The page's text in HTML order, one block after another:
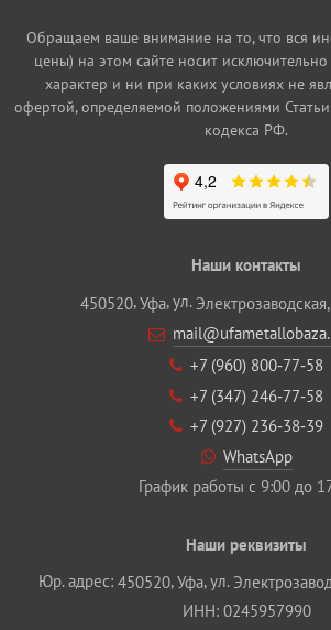
Обращаем ваше внимание на то, что вся
цены) на этом сайте носит
характер и ни при каких условиях не
офертой, определяемой положениями
кодекса РФ.
Наши контакты
450520,Уфа, ул.
+7 (960) 800‐77‐58
+7 (347) 246‐77‐58
+7 (927) 236‐38‐39
WhatsApp
График работы с 9:00 до
Наши реквизиты
Юр. адрес: 450520,Уфа, ул.
ИНН: 0245957990